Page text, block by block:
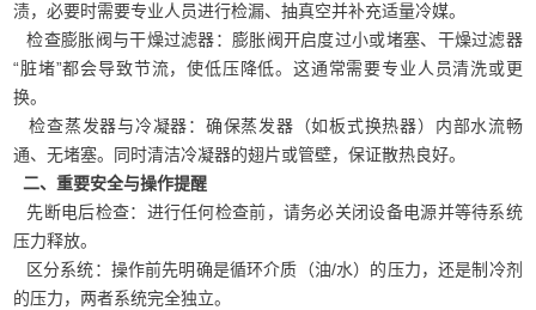
渍，必要时需要专业人员进行检漏、抽真空并补充适量冷媒。
检查膨胀阀与干燥过滤器：膨胀阀开启度过小或堵塞、干燥过滤器
“脏堵”都会导致节流，使低压降低。这通常需要专业人员清洗或更
换。
检查蒸发器与冷凝器：确保蒸发器（如板式换热器）内部水流畅
通、无堵塞。同时清洁冷凝器的翅片或管壁，保证散热良好。
二、重要安全与操作提醒
先断电后检查：进行任何检查前，请务必关闭设备电源并等待系统
压力释放。
区分系统：操作前先明确是循环介质（油/水）的压力，还是制冷剂
的压力，两者系统完全独立。